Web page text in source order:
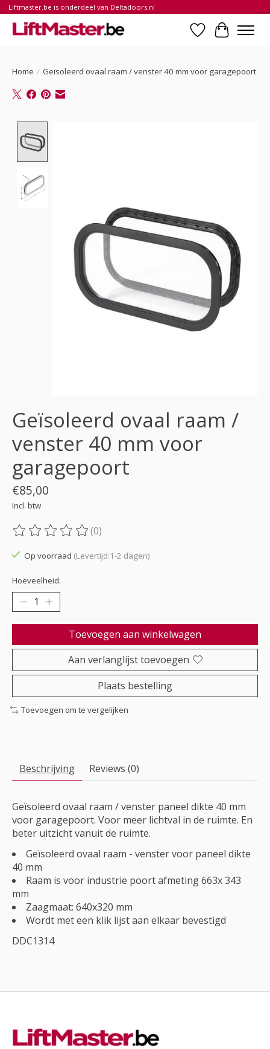
Liftmaster.be is onderdeel van Deltadoors.nl
Verlanglijst
Home / Geïsoleerd ovaal raam / venster 40 mm voor garagepoort
Geïsoleerd ovaal raam /
venster 40 mm voor
garagepoort
€85,00
Incl. btw
De beoordeling van dit product is
(0)
Op voorraad (Levertijd:1-2 dagen)
Hoeveelheid:
Toevoegen aan winkelwagen
Aan verlanglijst toevoegen
Plaats bestelling
Toevoegen om te vergelijken
Beschrijving Reviews (0)
Geïsoleerd ovaal raam / venster paneel dikte 40 mm
voor garagepoort. Voor meer lichtval in de ruimte. En
beter uitzicht vanuit de ruimte.
Geïsoleerd ovaal raam - venster voor paneel dikte
40 mm
Raam is voor industrie poort afmeting 663x 343
mm
Zaagmaat: 640x320 mm
Wordt met een klik lijst aan elkaar bevestigd
DDC1314